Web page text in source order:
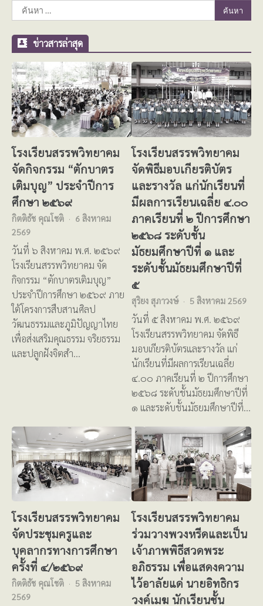
ค้นหา
สำหรับ:
ข่าวสารล่าสุด
โรงเรียนสรรพวิทยาคม
จัดกิจกรรม “ตักบาตร
เติมบุญ” ประจำปีการ
ศึกษา ๒๕๖๙
กิตติธัช คุณโชติ
6 สิงหาคม
2569
วันที่ ๖ สิงหาคม พ.ศ. ๒๕๖๙
โรงเรียนสรรพวิทยาคม จัด
กิจกรรม “ตักบาตรเติมบุญ”
ประจำปีการศึกษา ๒๕๖๙ ภาย
ใต้โครงการสืบสานศิลป
วัฒนธรรมและภูมิปัญญาไทย
เพื่อส่งเสริมคุณธรรม จริยธรรม
และปลูกฝังจิตสำ…
โรงเรียนสรรพวิทยาคม
จัดพิธีมอบเกียรติบัตร
และรางวัล แก่นักเรียนที่
มีผลการเรียนเฉลี่ย ๔.๐๐
ภาคเรียนที่ ๒ ปีการศึกษา
๒๕๖๘ ระดับชั้น
มัธยมศึกษาปีที่ ๑ และ
ระดับชั้นมัธยมศึกษาปีที่
๕
สุริยง สุภาวงษ์ 5 สิงหาคม 2569
วันที่ ๕ สิงหาคม พ.ศ. ๒๕๖๙
โรงเรียนสรรพวิทยาคม จัดพิธี
มอบเกียรติบัตรและรางวัล แก่
นักเรียนที่มีผลการเรียนเฉลี่ย
๔.๐๐ ภาคเรียนที่ ๒ ปีการศึกษา
๒๕๖๘ ระดับชั้นมัธยมศึกษาปีที่
๑ และระดับชั้นมัธยมศึกษาปีที่…
โรงเรียนสรรพวิทยาคม
จัดประชุมครูและ
บุคลากรทางการศึกษา
ครั้งที่ ๔/๒๕๖๙
กิตติธัช คุณโชติ
5 สิงหาคม
2569
โรงเรียนสรรพวิทยาคม
ร่วมวางพวงหรีดและเป็น
เจ้าภาพพิธีสวดพระ
อภิธรรม เพื่อแสดงความ
ไว้อาลัยแด่ นายอิทธิกร
วงค์เมฆ นักเรียนชั้น